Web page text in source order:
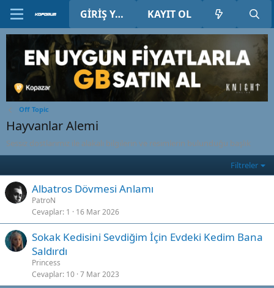
GIRIŞ YAP KAYIT OL
Off Topic
Hayvanlar Alemi
Sessiz dostlarımız ile alakalı bilgilerin ve resimlerin bulunduğu başlık
Filtreler
Albatros Dövmesi Anlamı
PatroN
Cevaplar 1 16 Mar 2026
Sokak Kedisini Sevdiğim İçin Evdeki Kedim Bana
Saldırdı
Princess
Cevaplar 10 7 Mar 2023